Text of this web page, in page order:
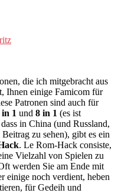
die ich mitgebracht aus
Ihnen einige Famicom für
Patronen sind auch für
in 1 und 8 in 1 (es ist
in China (und Russland,
zu sehen), gibt es ein
. Le Rom-Hack consiste,
Vielzahl von Spielen zu
werden Sie am Ende mit
einige noch verdient, heben
für Gedeih und